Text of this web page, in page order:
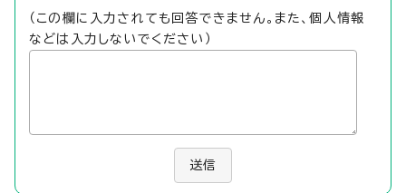
（この欄に入力されても回答できません。また、個人情報
などは入力しないでください）
送信